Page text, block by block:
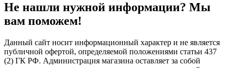
Не нашли нужной информации? Мы
вам поможем!
Данный сайт носит информационный характер и не является
публичной офертой, определяемой положениями статьи 437
(2) ГК РФ. Администрация магазина оставляет за собой